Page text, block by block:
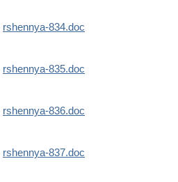
rshennya-834.doc
rshennya-835.doc
rshennya-836.doc
rshennya-837.doc